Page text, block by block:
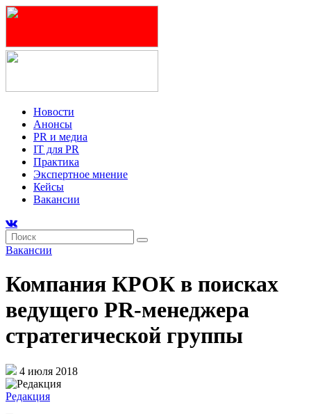
Новости
Анонсы
PR и медиа
IT для PR
Практика
Экспертное мнение
Кейсы
Вакансии
Вакансии
Компания КРОК в поисках
ведущего PR-менеджера
стратегической группы
4 июля 2018
Редакция